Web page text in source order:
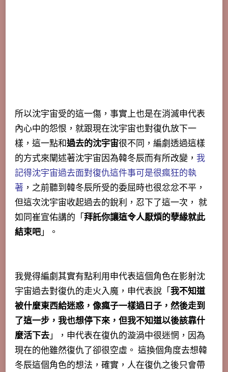
所以沈宇宙受的這一傷，事實上也是在消滅申代表
內心中的怨恨，就跟現在沈宇宙也對復仇放下一
樣，這一點和過去的沈宇宙很不同，編劇透過這樣
的方式來闡述著沈宇宙因為韓冬辰而有所改變， 我
記得沈宇宙過去面對復仇這件事可是很瘋狂的執
著 ，之前聽到韓冬辰所受的委屈時也很忿忿不平，
但這次沈宇宙收起過去的銳利，忍下了這一次， 就
如同崔宣佑講的「拜託你讓這令人厭煩的孽緣就此
結束吧」。
我覺得編劇其實有點利用申代表這個角色在影射沈
宇宙過去對復仇的走火入魔，申代表說「我不知道
被什麼東西給迷惑，像瘋子一樣過日子，然後走到
了這一步，我也想停下來，但我不知道以後該靠什
麼活下去」，申代表在復仇的漩渦中很迷惘，因為
現在的他雖然復仇了卻很空虛。 這換個角度去想韓
冬辰這個角色的想法，確實，人在復仇之後只會帶